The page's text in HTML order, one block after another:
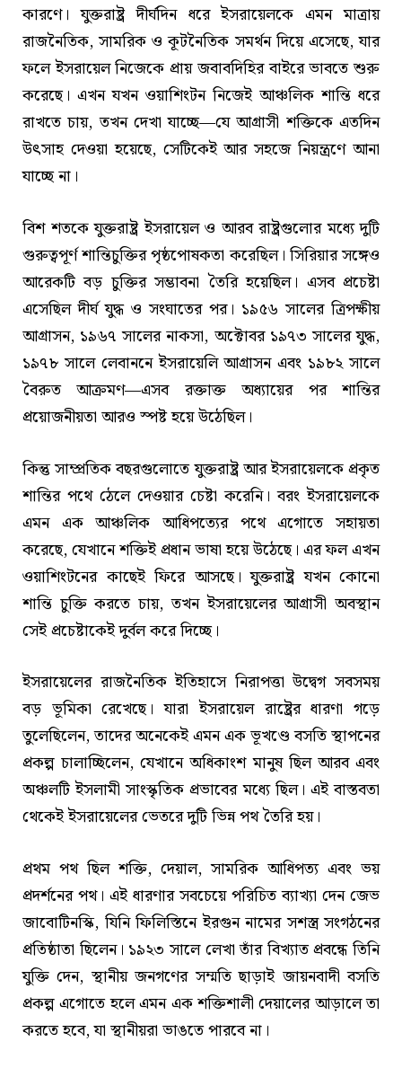
কারণে। যুক্তরাষ্ট্র দীর্ঘদিন ধরে ইসরায়েলকে এমন মাত্রায়
রাজনৈতিক, সামরিক ও কূটনৈতিক সমর্থন দিয়ে এসেছে, যার
ফলে ইসরায়েল নিজেকে প্রায় জবাবদিহির বাইরে ভাবতে শুরু
করেছে। এখন যখন ওয়াশিংটন নিজেই আঞ্চলিক শান্তি ধরে
রাখতে চায়, তখন দেখা যাচ্ছে—যে আগ্রাসী শক্তিকে এতদিন
উৎসাহ দেওয়া হয়েছে, সেটিকেই আর সহজে নিয়ন্ত্রণে আনা
যাচ্ছে না।
বিশ শতকে যুক্তরাষ্ট্র ইসরায়েল ও আরব রাষ্ট্রগুলোর মধ্যে দুটি
গুরুত্বপূর্ণ শান্তিচুক্তির পৃষ্ঠপোষকতা করেছিল। সিরিয়ার সঙ্গেও
আরেকটি বড় চুক্তির সম্ভাবনা তৈরি হয়েছিল। এসব প্রচেষ্টা
এসেছিল দীর্ঘ যুদ্ধ ও সংঘাতের পর। ১৯৫৬ সালের ত্রিপক্ষীয়
আগ্রাসন, ১৯৬৭ সালের নাকসা, অক্টোবর ১৯৭৩ সালের যুদ্ধ,
১৯৭৮ সালে লেবাননে ইসরায়েলি আগ্রাসন এবং ১৯৮২ সালে
বৈরুত আক্রমণ—এসব রক্তাক্ত অধ্যায়ের পর শান্তির
প্রয়োজনীয়তা আরও স্পষ্ট হয়ে উঠেছিল।
কিন্তু সাম্প্রতিক বছরগুলোতে যুক্তরাষ্ট্র আর ইসরায়েলকে প্রকৃত
শান্তির পথে ঠেলে দেওয়ার চেষ্টা করেনি। বরং ইসরায়েলকে
এমন এক আঞ্চলিক আধিপত্যের পথে এগোতে সহায়তা
করেছে, যেখানে শক্তিই প্রধান ভাষা হয়ে উঠেছে। এর ফল এখন
ওয়াশিংটনের কাছেই ফিরে আসছে। যুক্তরাষ্ট্র যখন কোনো
শান্তি চুক্তি করতে চায়, তখন ইসরায়েলের আগ্রাসী অবস্থান
সেই প্রচেষ্টাকেই দুর্বল করে দিচ্ছে।
ইসরায়েলের রাজনৈতিক ইতিহাসে নিরাপত্তা উদ্বেগ সবসময়
বড় ভূমিকা রেখেছে। যারা ইসরায়েল রাষ্ট্রের ধারণা গড়ে
তুলেছিলেন, তাদের অনেকেই এমন এক ভূখণ্ডে বসতি স্থাপনের
প্রকল্প চালাচ্ছিলেন, যেখানে অধিকাংশ মানুষ ছিল আরব এবং
অঞ্চলটি ইসলামী সাংস্কৃতিক প্রভাবের মধ্যে ছিল। এই বাস্তবতা
থেকেই ইসরায়েলের ভেতরে দুটি ভিন্ন পথ তৈরি হয়।
প্রথম পথ ছিল শক্তি, দেয়াল, সামরিক আধিপত্য এবং ভয়
প্রদর্শনের পথ। এই ধারণার সবচেয়ে পরিচিত ব্যাখ্যা দেন জেভ
জাবোটিনস্কি, যিনি ফিলিস্তিনে ইরগুন নামের সশস্ত্র সংগঠনের
প্রতিষ্ঠাতা ছিলেন। ১৯২৩ সালে লেখা তাঁর বিখ্যাত প্রবন্ধে তিনি
যুক্তি দেন, স্থানীয় জনগণের সম্মতি ছাড়াই জায়নবাদী বসতি
প্রকল্প এগোতে হলে এমন এক শক্তিশালী দেয়ালের আড়ালে তা
করতে হবে, যা স্থানীয়রা ভাঙতে পারবে না।